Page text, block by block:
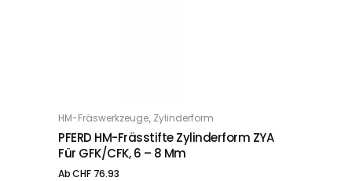
OPTIONS
HM-Fräswerkzeuge, Zylinderform
PFERD HM-Frässtifte Zylinderform ZYA
Für GFK/CFK, 6 – 8 Mm
AbCHF76.93